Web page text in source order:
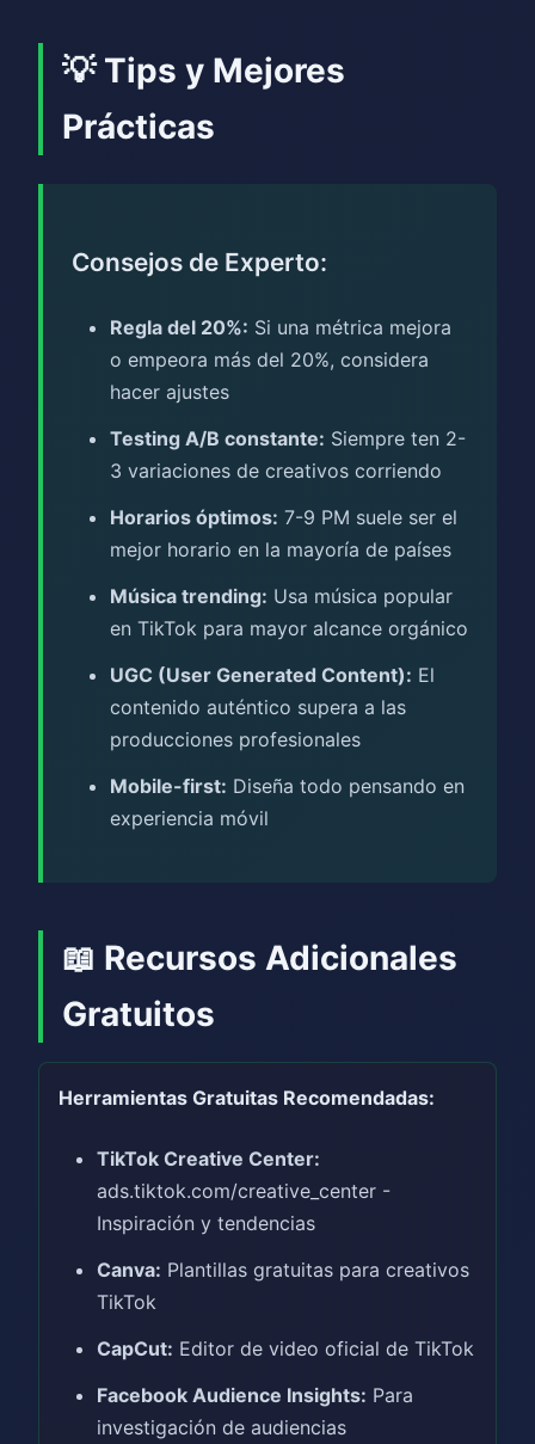
💡 Tips y Mejores
Prácticas
Consejos de Experto:
Regla del 20%: Si una métrica mejora
o empeora más del 20%, considera
hacer ajustes
Testing A/B constante: Siempre ten 2-
3 variaciones de creativos corriendo
Horarios óptimos: 7-9 PM suele ser el
mejor horario en la mayoría de países
Música trending: Usa música popular
en TikTok para mayor alcance orgánico
UGC (User Generated Content): El
contenido auténtico supera a las
producciones profesionales
Mobile-first: Diseña todo pensando en
experiencia móvil
📖 Recursos Adicionales
Gratuitos
Herramientas Gratuitas Recomendadas:
TikTok Creative Center:
ads.tiktok.com/creative_center -
Inspiración y tendencias
Canva: Plantillas gratuitas para creativos
TikTok
CapCut: Editor de video oficial de TikTok
Facebook Audience Insights: Para
investigación de audiencias